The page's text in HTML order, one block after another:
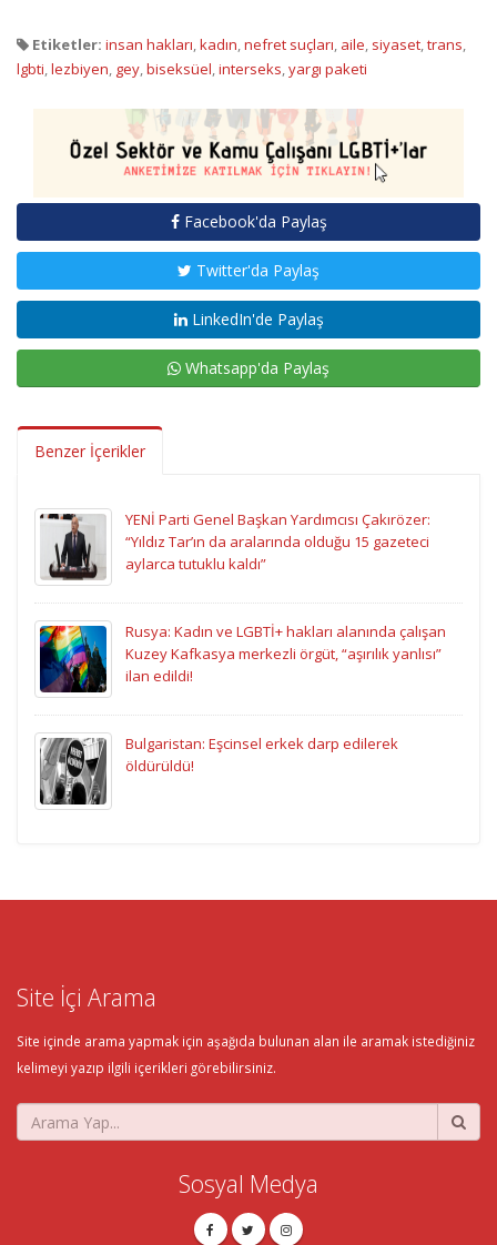
Etiketler: insan hakları,kadın,nefret suçları, aile, siyaset,trans,
lgbti,lezbiyen, gey,biseksüel,interseks,yargı paketi
Facebook'da Paylaş
Twitter'da Paylaş
LinkedIn'de Paylaş
Whatsapp'da Paylaş
Benzer İçerikler
YENİ Parti Genel Başkan Yardımcısı Çakırözer:
“Yıldız Tar’ın da aralarında olduğu 15 gazeteci
aylarca tutuklu kaldı”
Rusya: Kadın ve LGBTİ+ hakları alanında çalışan
Kuzey Kafkasya merkezli örgüt, “aşırılık yanlısı”
ilan edildi!
Bulgaristan: Eşcinsel erkek darp edilerek
öldürüldü!
Site İçi Arama
Site içinde arama yapmak için aşağıda bulunan alan ile aramak istediğiniz
kelimeyi yazıp ilgili içerikleri görebilirsiniz.
Sosyal Medya